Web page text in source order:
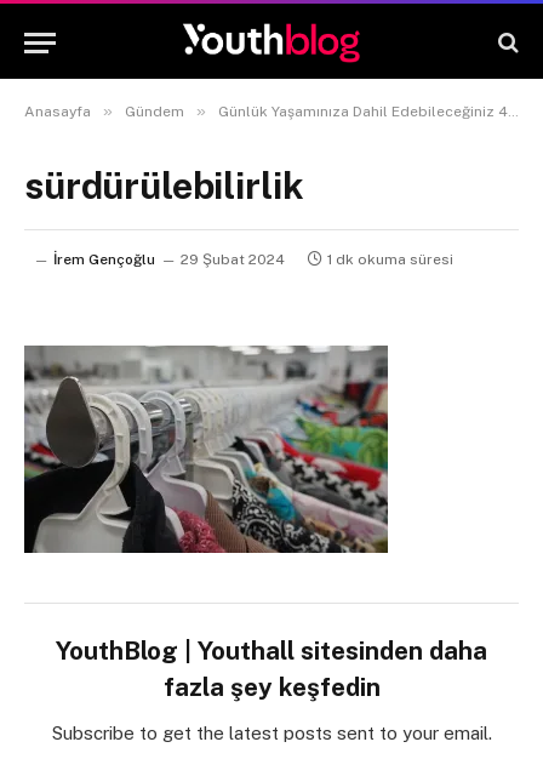
Anasayfa » Gündem » Günlük Yaşamınıza Dahil Edebileceğiniz 4 Sürdürülebilir Alışkanlık
sürdürülebilirlik
İrem Gençoğlu 29 Şubat 2024 1 dk okuma süresi
YouthBlog | Youthall sitesinden daha
fazla şey keşfedin
Subscribe to get the latest posts sent to your email.